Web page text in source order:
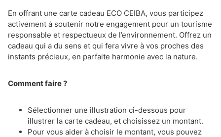
En offrant une carte cadeau ECO CEIBA, vous participez
activement à soutenir notre engagement pour un tourisme
responsable et respectueux de l’environnement. Offrez un
cadeau qui a du sens et qui fera vivre à vos proches des
instants précieux, en parfaite harmonie avec la nature.
Comment faire ?
Sélectionner une illustration ci-dessous pour
illustrer la carte cadeau, et choisissez un montant.
Pour vous aider à choisir le montant, vous pouvez